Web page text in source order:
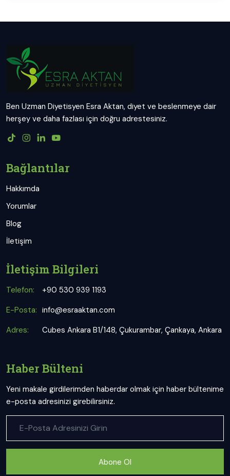
Ben Uzman Diyetisyen Esra Aktan, diyet ve beslenmeye dair
herşey ve daha fazlası için doğru adrestesiniz.
Bağlantılar
Hakkımda
Yorumlar
Blog
İletişim
İletişim Bilgileri
Telefon:
+90 530 939 1193
E-Posta: info@esraaktan.com
Adres:
Cubes Ankara B1/148, Çukurambar, Çankaya, Ankara
Haber Bülteni
Yeni makale girdilerimden haberdar olmak için haber bültenime
e-posta adresinizi girebilirsiniz.
Abone Ol